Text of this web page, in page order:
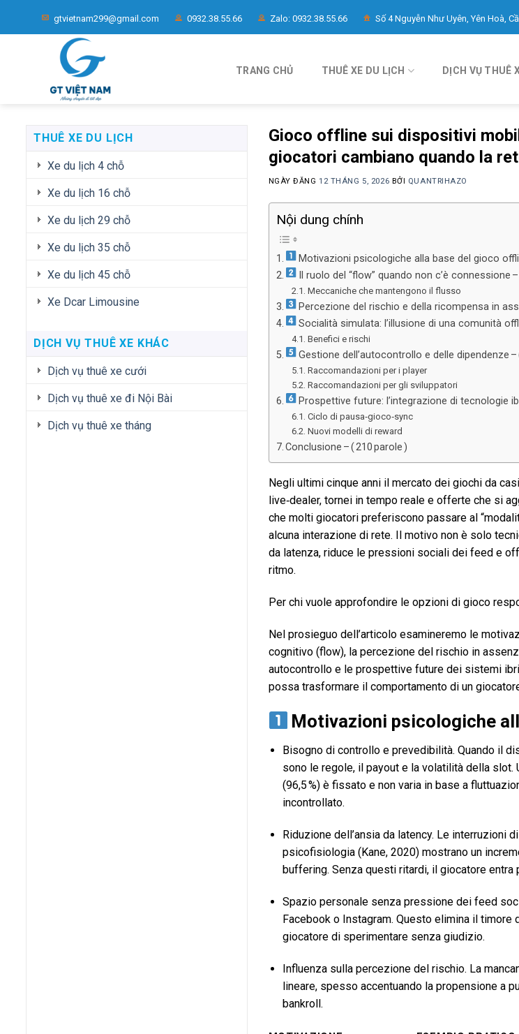
gtvietnam299@gmail.com 0932.38.55.66 Zalo: 0932.38.55.66 Số 4 Nguyễn Như Uyên, Yên Hoà,
TRANG CHỦ THUÊ XE DU LỊCH DỊCH VỤ THUÊ
THUÊ XE DU LỊCH
Xe du lịch 4 chỗ
Xe du lịch 16 chỗ
Xe du lịch 29 chỗ
Xe du lịch 35 chỗ
Xe du lịch 45 chỗ
Xe Dcar Limousine
DỊCH VỤ THUÊ XE KHÁC
Dịch vụ thuê xe cưới
Dịch vụ thuê xe đi Nội Bài
Dịch vụ thuê xe tháng
Gioco offline sui dispositivi
giocatori cambiano quando la
NGÀY ĐĂNG12 THÁNG 5, 2026 BỞI QUANTRIHAZO
Nội dung chính
Motivazioni psicologiche alla base del gioco
Il ruolo del “flow” quando non c’è connessione –
Meccaniche che mantengono il flusso
Percezione del rischio e della ricompensa in
Socialità simulata: l’illusione di una comunità
Benefici e rischi
Gestione dell’autocontrollo e delle dipendenze –
Raccomandazioni per i player
Raccomandazioni per gli sviluppatori
Prospettive future: l’integrazione di tecnologie
Ciclo di pausa‑gioco‑sync
Nuovi modelli di reward
Conclusione – ( 210 parole )
Negli ultimi cinque anni il mercato dei giochi da
live‑dealer, tornei in tempo reale e offerte che si
che molti giocatori preferiscono passare al
alcuna interazione di rete. Il motivo non è solo
da latenza, riduce le pressioni sociali dei feed e
ritmo.
Per chi vuole approfondire le opzioni di gioco
Nel prosieguo dell’articolo esamineremo le
cognitivo (flow), la percezione del rischio in
autocontrollo e le prospettive future dei sistemi
possa trasformare il comportamento di un
Motivazioni psicologiche
Bisogno di controllo e prevedibilità. Quando il
sono le regole, il payout e la volatilità della slot.
(96,5 %) è fissato e non varia in base a
incontrollato.
Riduzione dell’ansia da latency. Le interruzioni
psicofisiologia (Kane, 2020) mostrano un
buffering. Senza questi ritardi, il giocatore entra
Spazio personale senza pressione dei feed
Facebook o Instagram. Questo elimina il timore
giocatore di sperimentare senza giudizio.
Influenza sulla percezione del rischio. La
lineare, spesso accentuando la propensione a
bankroll.